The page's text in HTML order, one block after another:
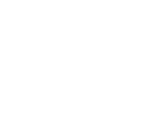
проснуться во
хорошую
от батарейки АА
в разных
ими рабочий
и подчеркнут